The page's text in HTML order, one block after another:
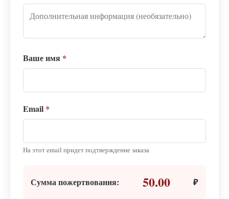
Ваше имя *
Email *
На этот email придет подтверждение заказа
Сумма пожертвования: 50.00 ₽